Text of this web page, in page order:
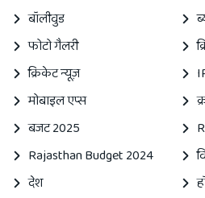
बॉलीवुड
फोटो गैलरी
क्रिकेट न्यूज़
मोबाइल एप्स
बजट 2025
Rajasthan Budget 2024
देश